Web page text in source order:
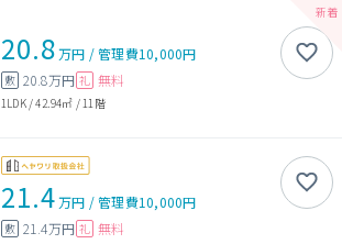
20.8万円 /管理費10,000円
敷 20.8万円 礼 無料
1LDK/42.94㎡ / 11階
21.4万円 /管理費10,000円
敷 21.4万円 礼 無料